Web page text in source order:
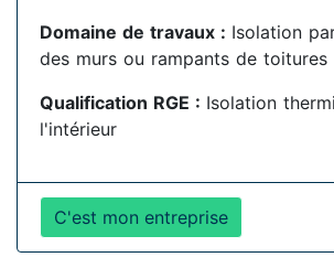
Domaine de travaux : Isolation
des murs ou rampants de
Qualification RGE : Isolation
l'intérieur
C'est mon entreprise